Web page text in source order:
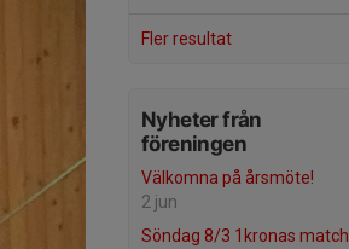
Fler resultat
Nyheter från
föreningen
Välkomna på årsmöte!
2 jun
Söndag 8/3 1kronas match